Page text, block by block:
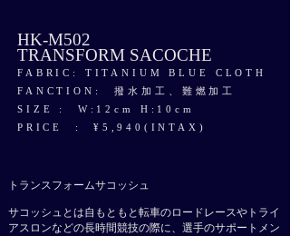
HK-M502
TRANSFORM SACOCHE
FABRIC: TITANIUM BLUE CLOTH
FANCTION: 撥水加工、難燃加工
​SIZE : W:12cm H:10cm
PRICE : ¥5,940(INTAX)
トランスフォームサコッシュ​​
サコッシュとは自もともと転車のロードレースやトライ
アスロンなどの長時間競技の際に、選手のサポートメン